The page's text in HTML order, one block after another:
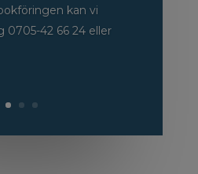
kan vi
0705-42 66 24 eller